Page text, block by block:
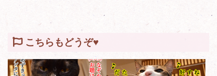
こちらもどうぞ♥